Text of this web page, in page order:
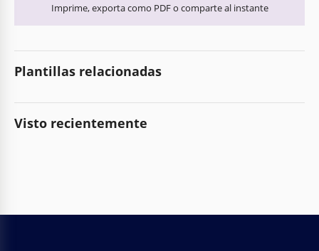
Imprime, exporta como PDF o comparte al instante
Plantillas relacionadas
Visto recientemente